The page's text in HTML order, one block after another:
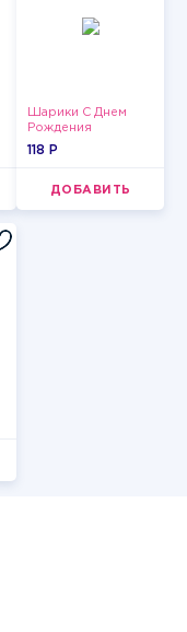
Шарики С Днем
Рождения
118 P
ДОБАВИТЬ